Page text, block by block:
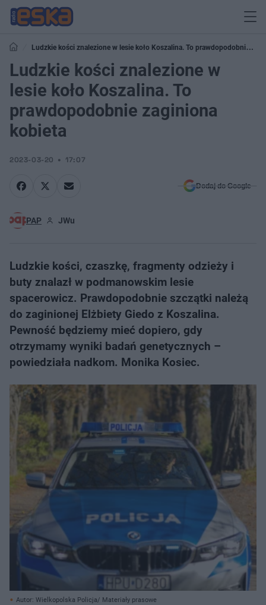
Ludzkie kości znalezione w lesie koło Koszalina. To prawdopodobnie
zaginiona kobieta
Ludzkie kości znalezione w
lesie koło Koszalina. To
prawdopodobnie zaginiona
kobieta
2023-03-20 17:07
Dodaj do Google
PAP JWu
Ludzkie kości, czaszkę, fragmenty odzieży i
buty znalazł w podmanowskim lesie
spacerowicz. Prawdopodobnie szczątki należą
do zaginionej Elżbiety Giedo z Koszalina.
Pewność będziemy mieć dopiero, gdy
otrzymamy wyniki badań genetycznych –
powiedziała nadkom. Monika Kosiec.
Autor: Wielkopolska Policja/ Materiały prasowe